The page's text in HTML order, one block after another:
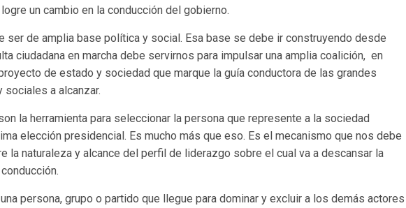
un cambio en la conducción del gobierno.
ser de amplia base política y social. Esa base se debe ir construyendo desde
ciudadana en marcha debe servirnos para impulsar una amplia coalición, en
de estado y sociedad que marque la guía conductora de las grandes
a alcanzar.
la herramienta para seleccionar la persona que represente a la sociedad
elección presidencial. Es mucho más que eso. Es el mecanismo que nos debe
la naturaleza y alcance del perfil de liderazgo sobre el cual va a descansar la
persona, grupo o partido que llegue para dominar y excluir a los demás actores